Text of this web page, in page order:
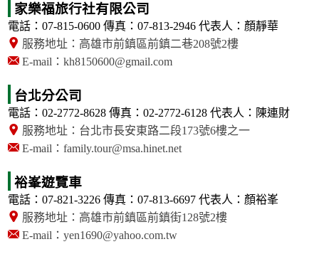
家樂福旅行社有限公司
電話：07-815-0600 傳真：07-813-2946 代表人：顏靜華
服務地址：高雄市前鎮區前鎮二巷208號2樓
E-mail：kh8150600@gmail.com
台北分公司
電話：02-2772-8628 傳真：02-2772-6128 代表人：陳連財
服務地址：台北市長安東路二段173號6樓之一
E-mail：family.tour@msa.hinet.net
裕峯遊覽車
電話：07-821-3226 傳真：07-813-6697 代表人：顏裕峯
服務地址：高雄市前鎮區前鎮街128號2樓
E-mail：yen1690@yahoo.com.tw